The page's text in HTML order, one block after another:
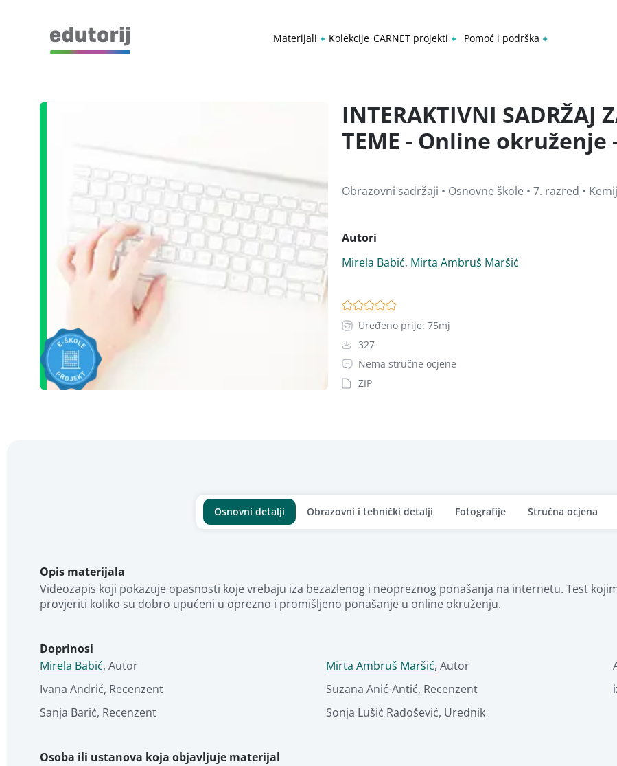
Materijali Kolekcije CARNET projekti Pomoć i podrška
INTERAKTIVNI SADRŽAJ
TEME - Online
Obrazovni sadržaji • Osnovne škole • 7. razred •
Autori
Mirela Babić, Mirta Ambruš Maršić
Uređeno prije: 75mj
327
Nema stručne ocjene
ZIP
Osnovni detalji Obrazovni i tehnički detalji Fotografije Stručna ocjena
Opis materijala
Videozapis koji pokazuje opasnosti koje vrebaju iza bezazlenog i neopreznog ponašanja na internetu. Test
provjeriti koliko su dobro upućeni u oprezno i promišljeno ponašanje u online okruženju.
Doprinosi
Mirela Babić, Autor Mirta Ambruš Maršić, Autor
Ivana Andrić, Recenzent Suzana Anić-Antić, Recenzent
Sanja Barić, Recenzent Sonja Lušić Radošević, Urednik
Osoba ili ustanova koja objavljuje materijal